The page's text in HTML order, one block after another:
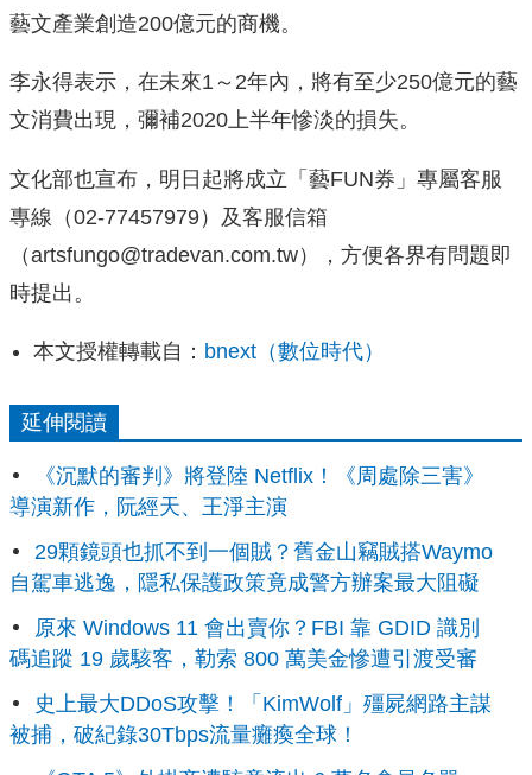
藝文產業創造200億元的商機。
李永得表示，在未來1～2年內，將有至少250億元的藝
文消費出現，彌補2020上半年慘淡的損失。
文化部也宣布，明日起將成立「藝FUN券」專屬客服
專線（02-77457979）及客服信箱
（artsfungo@tradevan.com.tw），方便各界有問題即
時提出。
本文授權轉載自： bnext（數位時代）
延伸閱讀
《沉默的審判》將登陸 Netflix！《周處除三害》
導演新作，阮經天、王淨主演
29顆鏡頭也抓不到一個賊？舊金山竊賊搭Waymo
自駕車逃逸，隱私保護政策竟成警方辦案最大阻礙
原來 Windows 11 會出賣你？FBI 靠 GDID 識別
碼追蹤 19 歲駭客，勒索 800 萬美金慘遭引渡受審
史上最大DDoS攻擊！「KimWolf」殭屍網路主謀
被捕，破紀錄30Tbps流量癱瘓全球！